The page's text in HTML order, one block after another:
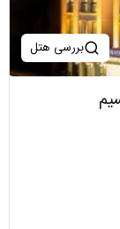
بررسی هتل